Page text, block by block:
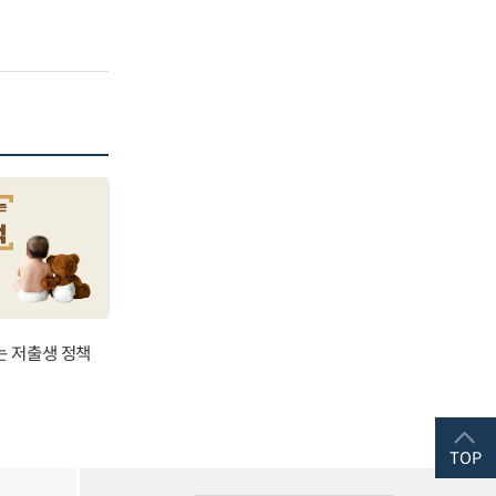
저출생 정책
TOP